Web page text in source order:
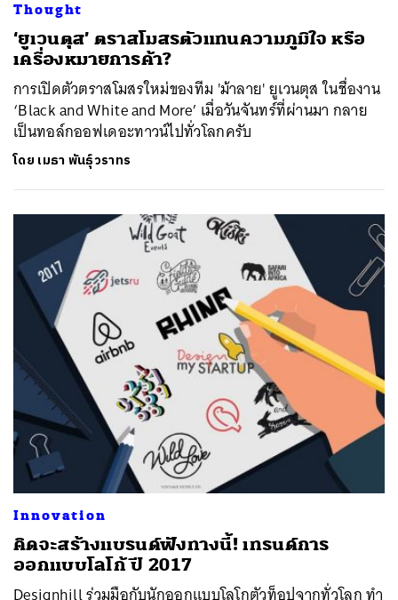
Thought
‘ยูเวนตุส’ ตราสโมสรตัวแทนความภูมิใจ หรือ
เครื่องหมายการค้า?
การเปิดตัวตราสโมสรใหม่ของทีม 'ม้าลาย' ยูเวนตุส ในชื่องาน
‘Black and White and More’ เมื่อวันจันทร์ที่ผ่านมา กลาย
เป็นทอล์กออฟเดอะทาวน์ไปทั่วโลกครับ
โดย เมธา พันธุ์วราทร
Innovation
คิดจะสร้างแบรนด์ฟังทางนี้! เทรนด์การ
ออกแบบโลโก้ ปี 2017
Designhill ร่วมมือกับนักออกแบบโลโกตัวท็อปจากทั่วโลก ทำ